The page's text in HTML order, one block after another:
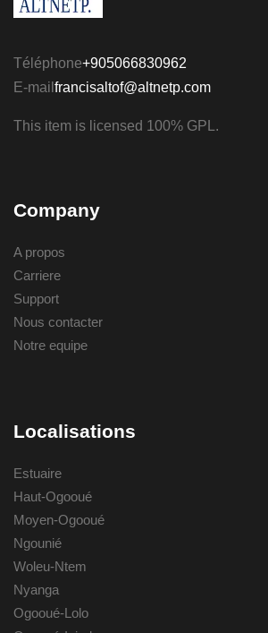
Téléphone+905066830962
E-mail francisaltof@altnetp.com
This item is licensed 100% GPL.
Company
A propos
Carriere
Support
Nous contacter
Notre equipe
Localisations
Estuaire
Haut-Ogooué
Moyen-Ogooué
Ngounié
Woleu-Ntem
Nyanga
Ogooué-Lolo